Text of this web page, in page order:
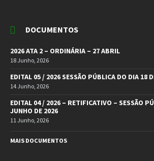
DOCUMENTOS
2026 ATA 2 – ORDINÁRIA – 27 ABRIL
18 Junho, 2026
EDITAL 05 / 2026 SESSÃO PÚBLICA DO DIA 18
14 Junho, 2026
EDITAL 04 / 2026 – RETIFICATIVO – SESSÃO
JUNHO DE 2026
11 Junho, 2026
MAIS DOCUMENTOS